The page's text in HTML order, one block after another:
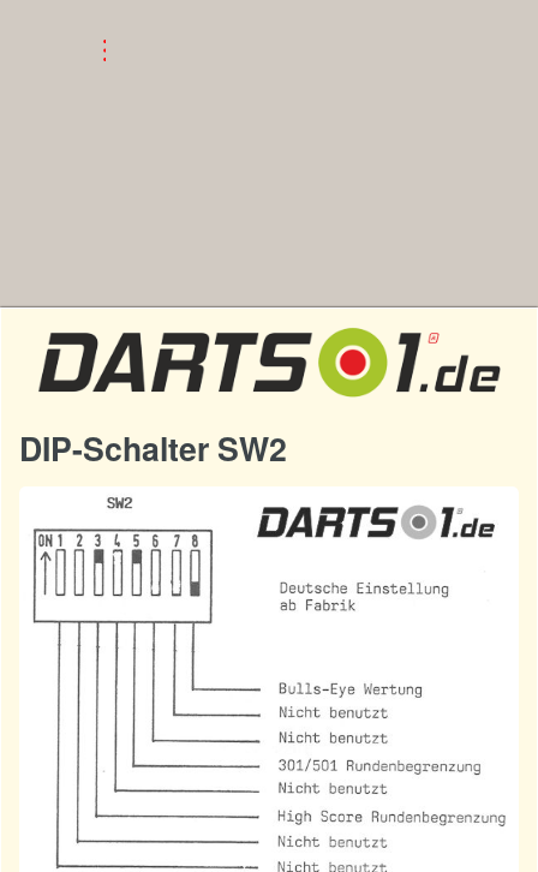
DIP-Schalter SW2